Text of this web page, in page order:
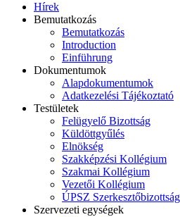
Hírek
Bemutatkozás
Bemutatkozás
Introduction
Einführung
Dokumentumok
Alapdokumentumok
Adatkezelési Tájékoztató
Testületek
Felügyelő Bizottság
Küldöttgyűlés
Elnökség
Szakképzési Kollégium
Szakmai Kollégium
Vezetői Kollégium
ÚPSZ Szerkesztőbizottság
Szervezeti egységek